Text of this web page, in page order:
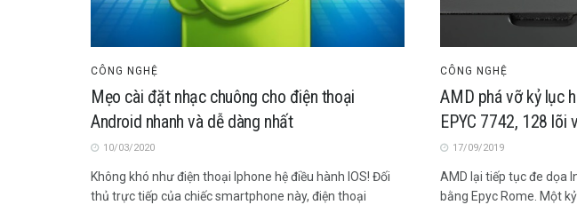
CÔNG NGHỆ
Mẹo cài đặt nhạc chuông cho điện thoại
Android nhanh và dễ dàng nhất
10/03/2020
Không khó như điện thoại Iphone hệ điều hành IOS! Đối
thủ trực tiếp của chiếc smartphone này, điện thoại
CÔNG NGHỆ
AMD phá vỡ kỷ lục
EPYC 7742, 128 lõi
17/09/2019
AMD lại tiếp tục đe dọa
bằng Epyc Rome. Một